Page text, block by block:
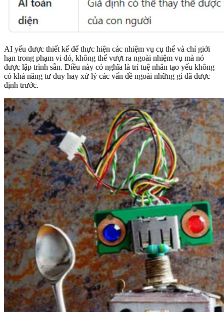
AI yếu được thiết kế để thực hiện các nhiệm vụ cụ thể và chỉ giới
hạn trong phạm vi đó, không thể vượt ra ngoài nhiệm vụ mà nó
được lập trình sẵn. Điều này có nghĩa là trí tuệ nhân tạo yếu không
có khả năng tư duy hay xử lý các vấn đề ngoài những gì đã được
định trước.